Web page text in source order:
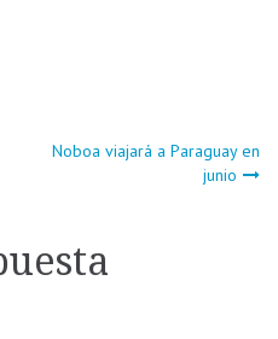
Noboa viajará a Paraguay en
junio